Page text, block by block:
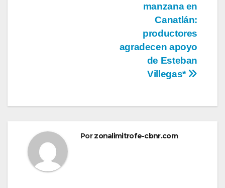
manzana en
Canatlán:
productores
agradecen apoyo
de Esteban
Villegas*
Porzonalimitrofe-cbnr.com